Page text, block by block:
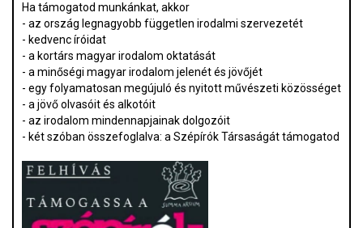
Ha támogatod munkánkat, akkor
- az ország legnagyobb független irodalmi szervezetét
- kedvenc íróidat
- a kortárs magyar irodalom oktatását
- a minőségi magyar irodalom jelenét és jövőjét
- egy folyamatosan megújuló és nyitott művészeti közösséget
- a jövő olvasóit és alkotóit
- az irodalom mindennapjainak dolgozóit
- két szóban összefoglalva: a Szépírók Társaságát támogatod